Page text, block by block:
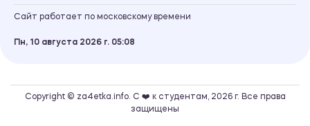
Сайт работает по московскому времени
Пн, 10 августа 2026 г. 05 08
Copyright © za4etka.info. С ❤️ к студентам, 2026 г. Все права
защищены